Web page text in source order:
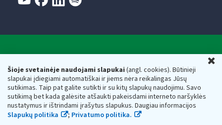
Šioje svetainėje naudojami slapukai(angl. cookies). Būtinieji
slapukai įdiegiami automatiškai ir jiems nėra reikalingas Jūsų
sutikimas. Taip pat galite sutikti ir su kitų slapukų naudojimu. Savo
sutikimą bet kada galėsite atšaukti pakeisdami interneto naršyklės
nustatymus ir ištrindami įrašytus slapukus. Daugiau informacijos
Slapukų politika
; Privatumo politika.
Respublikos finansų ministerijos
Biudžetinė įstaiga. Juridinio asmens kodas — 188659752,
adresas: Vasario 16-osios g. 14, 01107 Vilnius, Lietuva, el.paštas:
vmi@vmi.lt, E. pristatymo dėžutės adresas 188659752
Duomenys apie Valstybinę mokesčių inspekciją prie Lietuvos
Respublikos finansų ministerijos kaupiami ir saugomi Juridinių